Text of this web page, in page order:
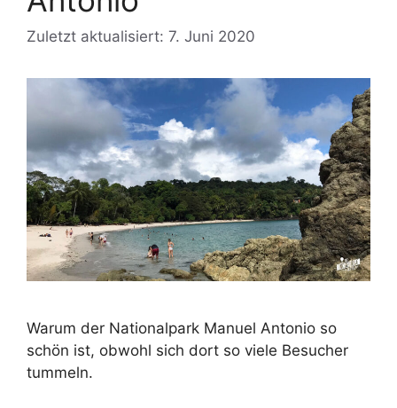
Zuletzt aktualisiert: 7. Juni 2020
Warum der Nationalpark Manuel Antonio so
schön ist, obwohl sich dort so viele Besucher
tummeln.